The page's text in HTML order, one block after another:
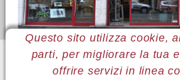
Questo sito utilizza cookie,
parti, per migliorare la tua
offrire servizi in linea
Sei qui: Home Le mostre
Mostre
Assemblage & Decoupage
Note biografiche